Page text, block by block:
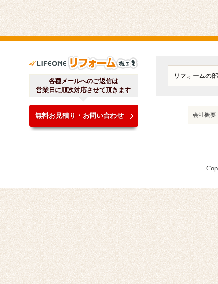
各種メールへのご返信は
営業日に順次対応させて頂きます
無料お見積り・お問い合わせ 会社概要